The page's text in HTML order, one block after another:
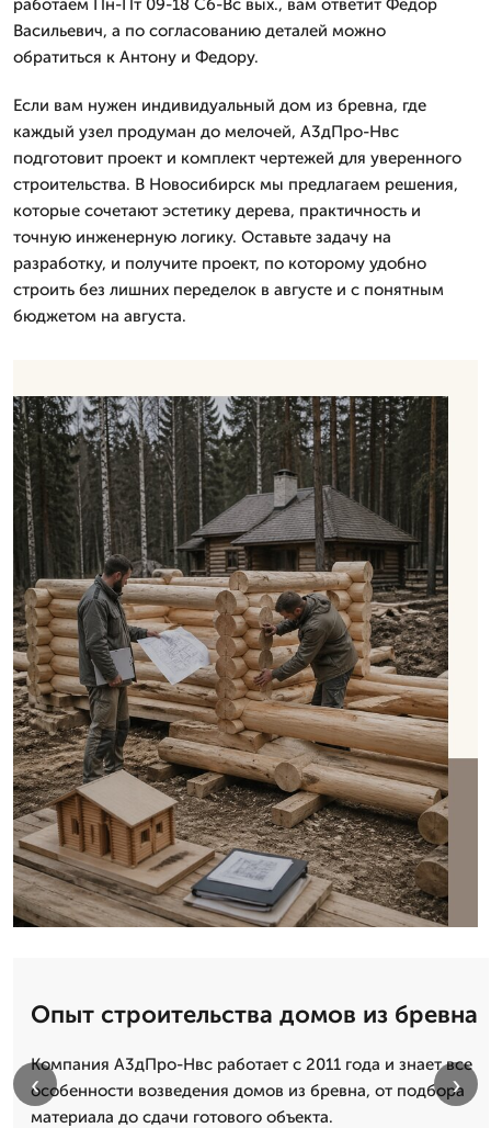
работаем Пн-Пт 09-18 Сб-Вс вых., вам ответит Федор
Васильевич, а по согласованию деталей можно
обратиться к Антону и Федору.
Если вам нужен индивидуальный дом из бревна, где
каждый узел продуман до мелочей, А3дПро-Нвс
подготовит проект и комплект чертежей для уверенного
строительства. В Новосибирск мы предлагаем решения,
которые сочетают эстетику дерева, практичность и
точную инженерную логику. Оставьте задачу на
разработку, и получите проект, по которому удобно
строить без лишних переделок в августе и с понятным
бюджетом на августа.
Опыт строительства домов из бревна
Компания А3дПро-Нвс работает с 2011 года и знает все
особенности возведения домов из бревна, от подбора
материала до сдачи готового объекта.
‹ ›